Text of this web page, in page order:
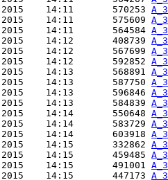
14:11       570253
14:11       575609
14:11       564584
14:12       408739
14:12       567699
14:12       592852
14:13       568891
14:13       587750
14:13       596846
14:13       584839
14:14       550648
14:14       583729
14:14       603918
14:15       332862
14:15       459485
14:15       491001
14:15       447173